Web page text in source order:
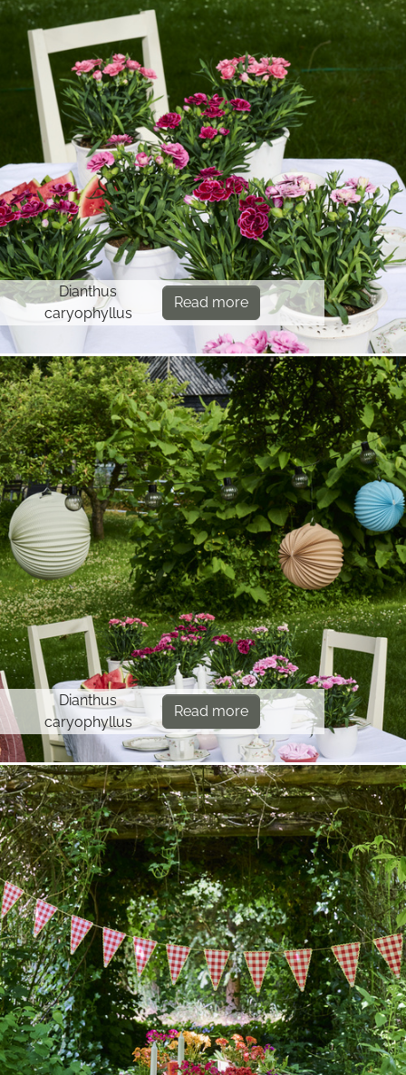
Dianthus
caryophyllus
Read more
Dianthus
caryophyllus
Read more